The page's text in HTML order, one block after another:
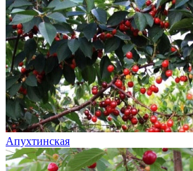
Апухтинская